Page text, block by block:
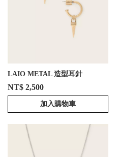
LAIO METAL 造型耳針
NT$ 2,500
加入購物車